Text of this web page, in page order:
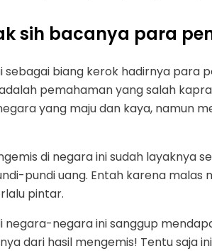
sih bacanya para
sebagai biang kerok hadirnya para
pemahaman yang salah
yang maju dan kaya, namun
di negara ini sudah layaknya
pundi uang. Entah karena
pintar.
negara-negara ini sanggup
dari hasil mengemis! Tentu saja